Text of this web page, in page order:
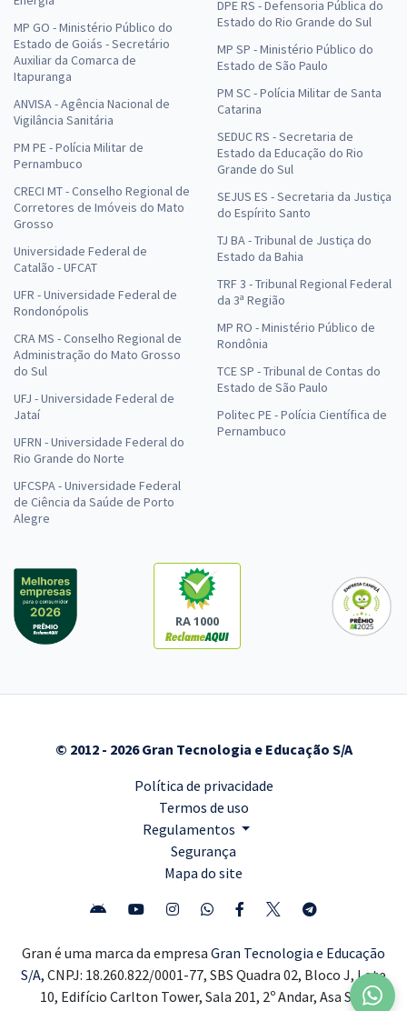
MP GO - Ministério Público do
Estado de Goiás - Secretário
Auxiliar da Comarca de
Itapuranga
ANVISA - Agência Nacional de
Vigilância Sanitária
PM PE - Polícia Militar de
Pernambuco
CRECI MT - Conselho Regional de
Corretores de Imóveis do Mato
Grosso
Universidade Federal de
Catalão - UFCAT
UFR - Universidade Federal de
Rondonópolis
CRA MS - Conselho Regional de
Administração do Mato Grosso
do Sul
UFJ - Universidade Federal de
Jataí
UFRN - Universidade Federal do
Rio Grande do Norte
UFCSPA - Universidade Federal
de Ciência da Saúde de Porto
Alegre
DPE RS - Defensoria Pública do
Estado do Rio Grande do Sul
MP SP - Ministério Público do
Estado de São Paulo
PM SC - Polícia Militar de Santa
Catarina
SEDUC RS - Secretaria de
Estado da Educação do Rio
Grande do Sul
SEJUS ES - Secretaria da Justiça
do Espírito Santo
TJ BA - Tribunal de Justiça do
Estado da Bahia
TRF 3 - Tribunal Regional Federal
da 3ª Região
MP RO - Ministério Público de
Rondônia
TCE SP - Tribunal de Contas do
Estado de São Paulo
Politec PE - Polícia Científica de
Pernambuco
RA 1000
© 2012 - 2026 Gran Tecnologia e Educação S/A
Política de privacidade
Termos de uso
Regulamentos
Segurança
Mapa do site
Gran é uma marca da empresa Gran Tecnologia e Educação
S/A, CNPJ: 18.260.822/0001-77, SBS Quadra 02, Bloco J, Lote
10, Edifício Carlton Tower, Sala 201, 2º Andar, Asa Sul,